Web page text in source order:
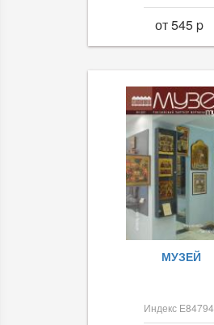
от 545 p
МУЗЕЙ
Индекс Е84794